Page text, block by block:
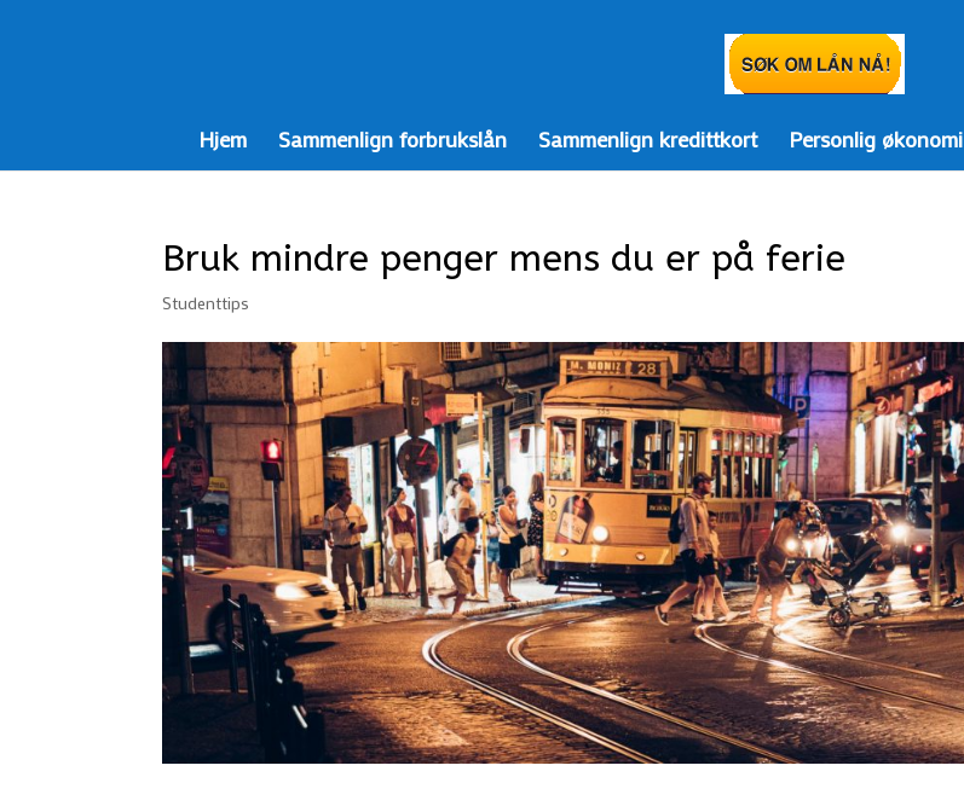
Hjem Sammenlign forbrukslån Sammenlign kredittkort Personlig økonomi
Bruk mindre penger mens du er på ferie
Studenttips